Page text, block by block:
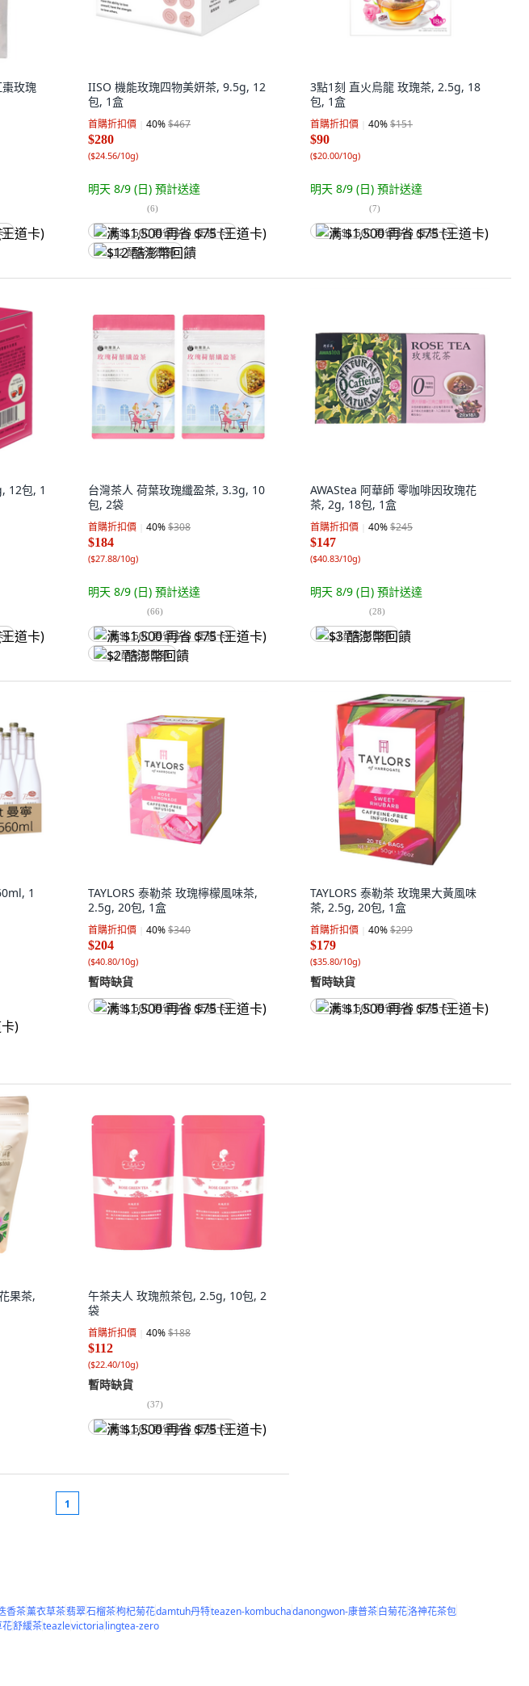
玫瑰
)
IISO 機能玫瑰四物美妍茶, 9.5g, 12
包, 1盒
首購折扣價 40%$467
$280
($24.56/10g)
明天 8/9 (日) 預計送達
(6)
满 $1,500 再省 $75 (王道卡)
$12 酷澎幣回饋
3點1刻 直火烏龍 玫瑰茶, 2.5g, 18
包, 1盒
首購折扣價 40%$151
$90
($20.00/10g)
明天 8/9 (日) 預計送達
(7)
满 $1,500 再省 $75 (王道卡)
12包, 1
)
台灣茶人 荷葉玫瑰纖盈茶, 3.3g, 10
包, 2袋
首購折扣價 40%$308
$184
($27.88/10g)
明天 8/9 (日) 預計送達
(66)
满 $1,500 再省 $75 (王道卡)
$2 酷澎幣回饋
AWAStea 阿華師 零咖啡因玫瑰花
茶, 2g, 18包, 1盒
首購折扣價 40%$245
$147
($40.83/10g)
明天 8/9 (日) 預計送達
(28)
$3 酷澎幣回饋
1
TAYLORS 泰勒茶 玫瑰檸檬風味茶,
2.5g, 20包, 1盒
首購折扣價 40%$340
$204
($40.80/10g)
暫時缺貨
满 $1,500 再省 $75 (王道卡)
TAYLORS 泰勒茶 玫瑰果大黃風味
茶, 2.5g, 20包, 1盒
首購折扣價 40%$299
$179
($35.80/10g)
暫時缺貨
满 $1,500 再省 $75 (王道卡)
果茶,
午茶夫人 玫瑰煎茶包, 2.5g, 10包, 2
袋
首購折扣價 40%$188
$112
($22.40/10g)
暫時缺貨
(37)
满 $1,500 再省 $75 (王道卡)
1
香茶薰衣草茶翡翠石榴茶枸杞菊花damtuh丹特teazen-kombuchadanongwon-康普茶白菊花洛神花茶包
花舒緩茶teazlevictorialingtea-zero